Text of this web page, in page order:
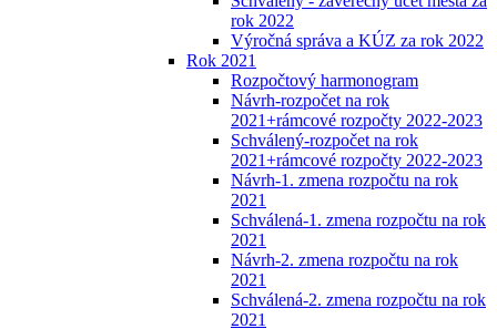
rok 2022
Výročná správa a KÚZ za rok 2022
Rok 2021
Rozpočtový harmonogram
Návrh-rozpočet na rok
2021+rámcové rozpočty 2022-2023
Schválený-rozpočet na rok
2021+rámcové rozpočty 2022-2023
Návrh-1. zmena rozpočtu na rok
2021
Schválená-1. zmena rozpočtu na rok
2021
Návrh-2. zmena rozpočtu na rok
2021
Schválená-2. zmena rozpočtu na rok
2021